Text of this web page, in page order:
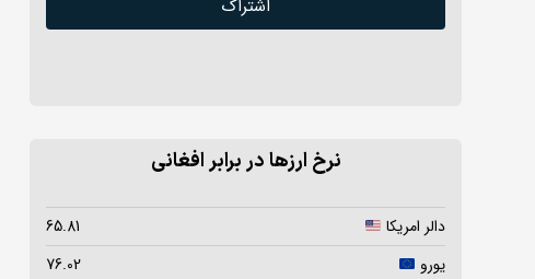
اشتراک
نرخ ارزها در برابر افغانی
دالر امریکا
65.81
یورو
76.02